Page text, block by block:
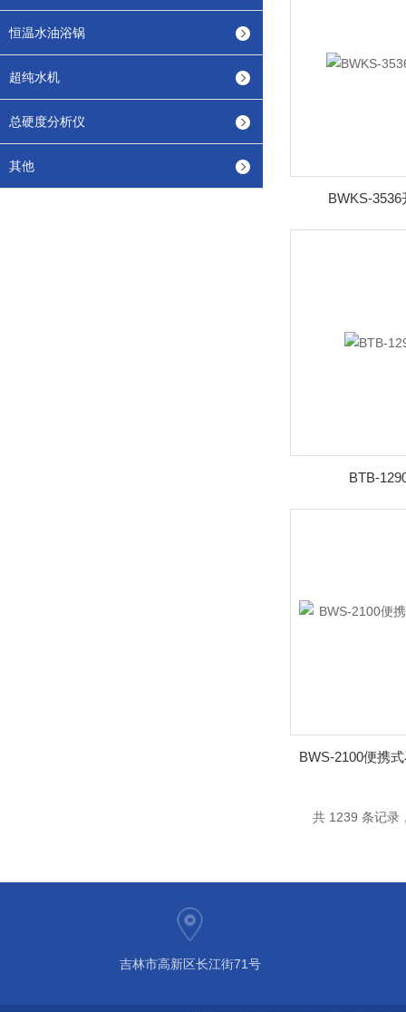
恒温水油浴锅
超纯水机
总硬度分析仪
其他
BWKS-
BTB-
BWS-2100便携
共 1239 条记
吉林市高新区长江街71号